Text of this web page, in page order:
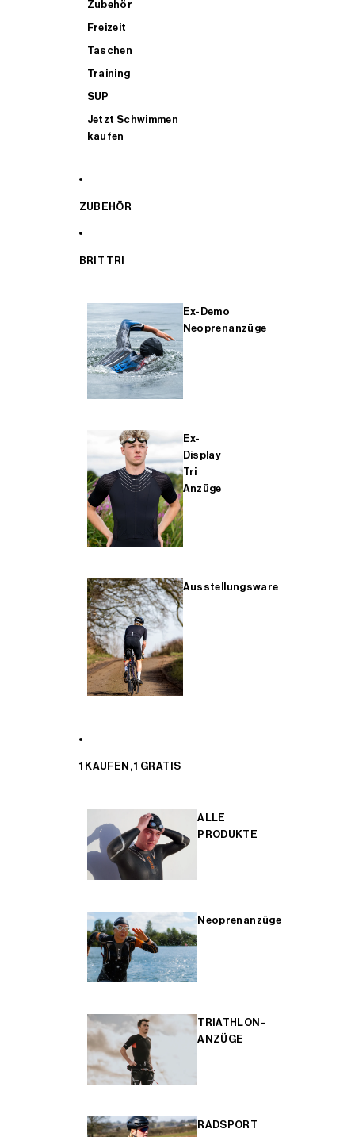
Zubehör
Freizeit
Taschen
Training
SUP
Jetzt Schwimmen
kaufen
ZUBEHÖR
BRIT TRI
Ex-Demo
Neoprenanzüge
Ex-
Display
Tri
Anzüge
Ausstellungsware
1 KAUFEN, 1 GRATIS
ALLE
PRODUKTE
Neoprenanzüge
TRIATHLON-
ANZÜGE
RADSPORT